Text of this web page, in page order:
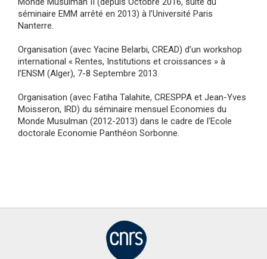
séminaire EMM arrêté en 2013) à l’Université Paris
Nanterre.
Organisation (avec Yacine Belarbi, CREAD) d’un workshop
international « Rentes, Institutions et croissances » à
l’ENSM (Alger), 7-8 Septembre 2013.
Organisation (avec Fatiha Talahite, CRESPPA et Jean-Yves
Moisseron, IRD) du séminaire mensuel Economies du
Monde Musulman (2012-2013) dans le cadre de l'Ecole
doctorale Economie Panthéon Sorbonne.